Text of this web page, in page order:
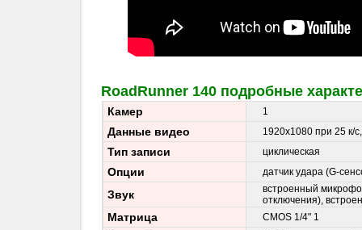
RoadRunner 140 подробные
Камер 1
Данные видео 1920x1080 при 25 к/
Тип записи циклическая
Опции датчик удара (G-
Звук
встроенный
отключения),
Матрица CMOS 1/4" 1